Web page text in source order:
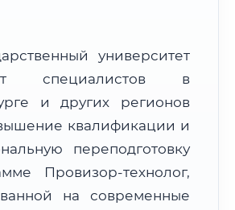
МСК+2 (UTC+5)
Дистанционно
г. Екатеринбург
университет
специалистов в
и других регионов
квалификации и
переподготовку
Провизор-технолог,
на современные